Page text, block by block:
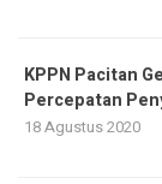
KPPN Pacitan
Percepatan
18 Agustus 2020